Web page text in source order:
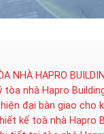
NHÀ HAPRO
tòa nhà Hapro
đại bàn giao cho
kế toà nhà Hapro